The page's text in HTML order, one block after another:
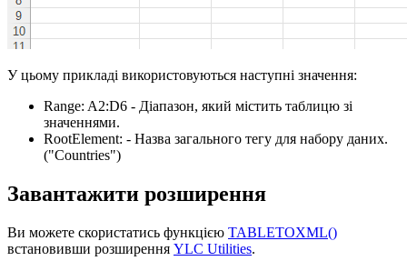
У цьому прикладі використовуються наступні значення:
Range: A2:D6 - Діапазон, який містить таблицю зі
значеннями.
RootElement: - Назва загального тегу для набору даних.
("Countries")
Завантажити розширення
Ви можете скористатись функцією TABLETOXML()
встановивши розширення YLC Utilities.